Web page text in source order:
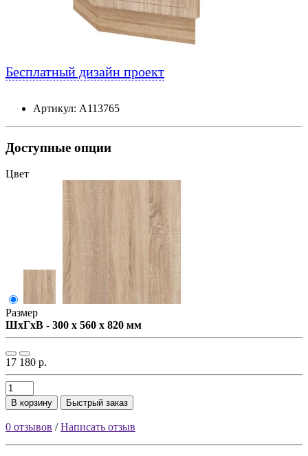
Бесплатный дизайн проект
Артикул: А113765
Доступные опции
Цвет
Размер
ШxГxВ - 300 x 560 x 820 мм
17 180 р.
В корзину Быстрый заказ
0 отзывов /Написать отзыв